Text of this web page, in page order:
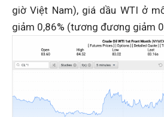
giờ Việt Nam), giá dầu WTI ở
giảm 0,86% (tương đương giảm